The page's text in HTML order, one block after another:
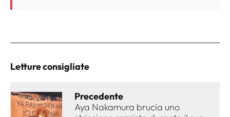
Letture consigliate
Precedente
Aya Nakamura brucia uno